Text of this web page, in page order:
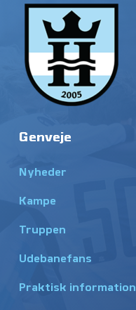
Genveje
Nyheder
Kampe
Truppen
Udebanefans
Praktisk information